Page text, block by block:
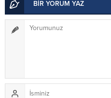
BİR YORUM YAZ